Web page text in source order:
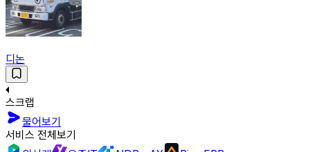
디논
스크랩
물어보기
서비스 전체보기